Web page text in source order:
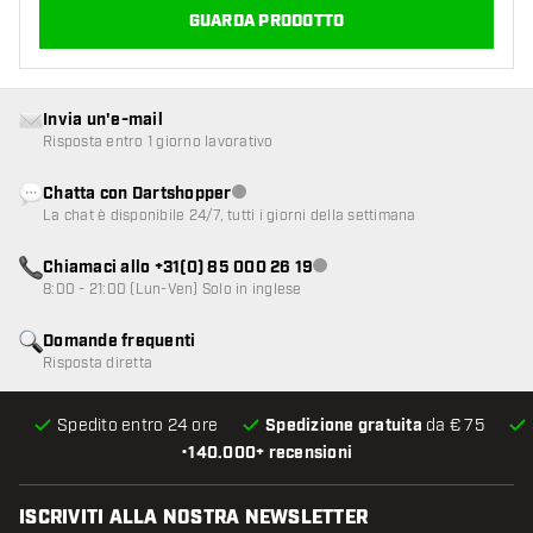
GUARDA PRODOTTO
•140.000+ recensioni
Spedito entro 24 ore Spedizione gratuita da € 75
Domande frequenti
Risposta diretta
Invia un'e-mail
Risposta entro 1 giorno lavorativo
Chatta con DartshopperServizio clienti non disponibile
La chat è disponibile 24/7, tutti i giorni della settimana
Chiamaci allo +31(0) 85 000 26 19Servizio clienti non disponibile
8:00 - 21:00 (Lun-Ven) Solo in inglese
ISCRIVITI ALLA NOSTRA NEWSLETTER